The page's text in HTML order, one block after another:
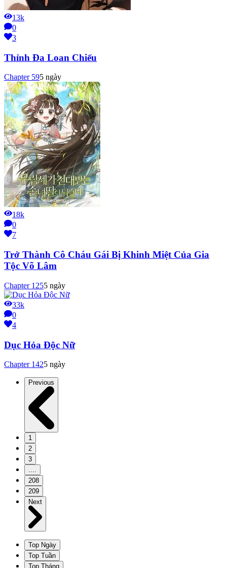
13k
0
3
Thỉnh Đa Loan Chiếu
Chapter 595 ngày
18k
0
7
Trở Thành Cô Cháu Gái Bị Khinh Miệt Của Gia
Tộc Võ Lâm
Chapter 1255 ngày
33k
0
4
Dục Hỏa Độc Nữ
Chapter 1425 ngày
Previous
1
2
3
....
208
209
Next
Top Ngày
Top Tuần
Top Tháng